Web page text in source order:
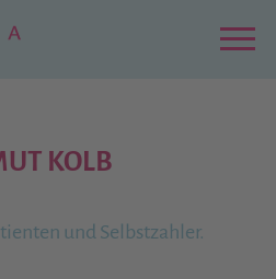
KOLB
und Selbstzahler.